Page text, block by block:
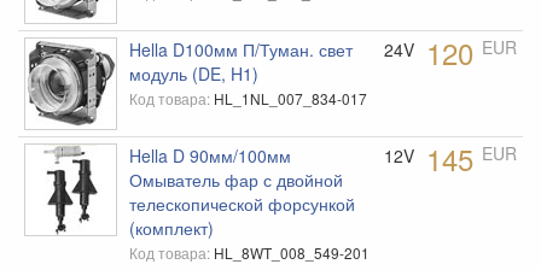
Реснички
Решетки радиатора
Рули
Ручки КПП
Сетки
Сиденья
Hella D100мм П/Туман. свет
модуль (DE, H1)
Код товара: HL_1NL_007_834-017
24V 120 EUR
Hella D 90мм/100мм
Омыватель фар с двойной
телескопической форсункой
(комплект)
Код товара: HL_8WT_008_549-201
12V 145 EUR